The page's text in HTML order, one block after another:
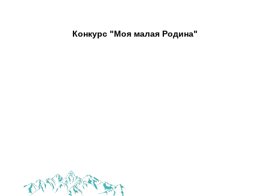
Конкурс "Моя малая Родина"